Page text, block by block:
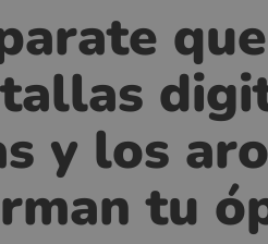
y los
tu